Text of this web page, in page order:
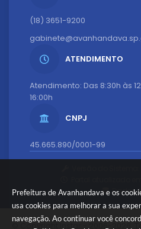
Prefeitura de Avanhandava e os
usa cookies para melhorar a sua
navegação. Ao continuar você
(18) 3651-9200
ATENDIMENTO
Atendimento: Das 8:30h às
16:00h
CNPJ
45.665.890/0001-99
Dados
© Copyright Instar - 2006-2026.